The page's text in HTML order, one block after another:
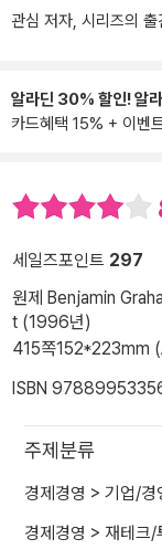
관심 저자, 시리즈의
알라딘 30% 할인! 알
카드혜택 15% + 이벤
세일즈포인트 297
원제 Benjamin
t (1996년)
415쪽152*223mm
ISBN
주제분류
경제경영 > 기업/경
경제경영 > 재테크/